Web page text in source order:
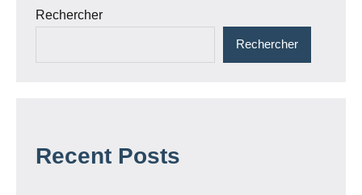
Rechercher
Rechercher
Recent Posts